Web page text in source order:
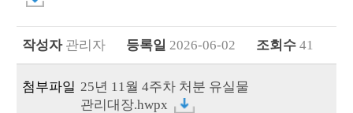
작성자관리자 등록일 2026-06-02 조회수41
25년 11월 4주차 처분 유실물
관리대장.hwpx